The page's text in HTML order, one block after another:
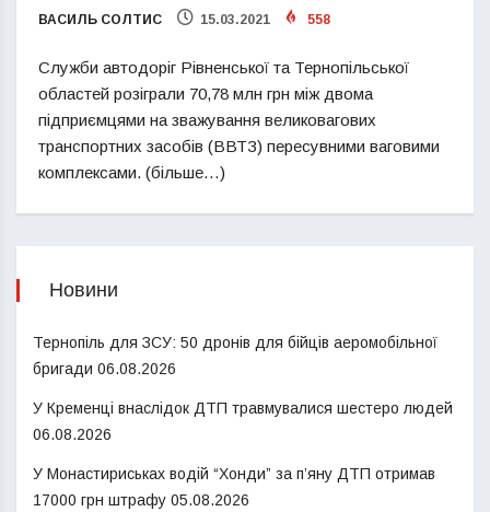
ВАСИЛЬ СОЛТИС 15.03.2021 558
Служби автодоріг Рівненської та Тернопільської
областей розіграли 70,78 млн грн між двома
підприємцями на зважування великовагових
транспортних засобів (ВВТЗ) пересувними ваговими
комплексами. (більше…)
Новини
Тернопіль для ЗСУ: 50 дронів для бійців аеромобільної
бригади 06.08.2026
У Кременці внаслідок ДТП травмувалися шестеро людей
06.08.2026
У Монастириськах водій “Хонди” за п’яну ДТП отримав
17000 грн штрафу 05.08.2026